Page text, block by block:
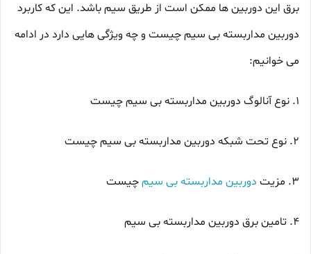
برق این دوربین ها ممکن است از طریق سیم باشد. این که کاربرد
دوربین مداربسته بی سیم چیست و چه ویژگی هایی دارد در ادامه
می خوانیم:
1. نوع آنالوگ دوربین مداربسته بی سیم چیست
2. نوع تحت شبکه دوربین مداربسته بی سیم چیست
3. مزیت دوربین مداربسته بی سیمچیست
4. تامین برق دوربین مداربسته بی سیم